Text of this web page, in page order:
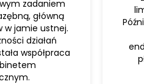
zadaniem
główną
w jamie ustnej.
działań
współpraca